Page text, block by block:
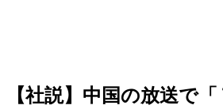
【社説】中国の放送で